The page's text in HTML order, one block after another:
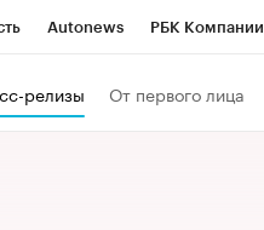
Autonews РБК Компании
релизы От первого лица